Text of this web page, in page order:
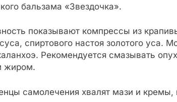
бальзама «Звездочка».
показывают компрессы из
спиртового настоя золотого уса.
Рекомендуется смазывать
жиром.
самолечения хвалят мази и кремы,